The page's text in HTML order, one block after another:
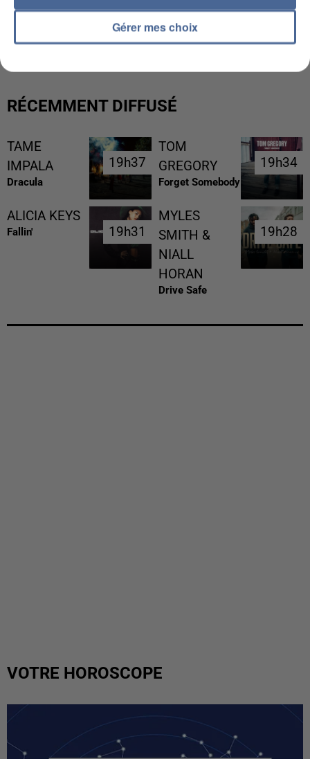
UNE TOURISTE DE L’OISE EMPORTÉE PAR UNE
COULÉE DE BOUE EN HAUTE-SAVOIE
RÉCEMMENT DIFFUSÉ
TAME
IMPALA
Dracula
19h37
19h37
TOM
GREGORY
Forget Somebody
19h34
19h34
ALICIA KEYS
Fallin' 19h31
19h31
MYLES
SMITH &
NIALL
HORAN
Drive Safe
19h28
19h28
VOTRE HOROSCOPE
Gérer mes choix